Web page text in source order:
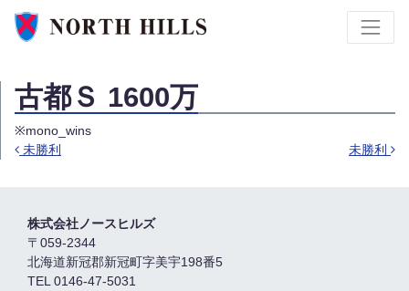
古都Ｓ 1600万
※mono_wins
未勝利 未勝利
株式会社ノースヒルズ
〒059-2344
北海道新冠郡新冠町字美宇198番5
TEL 0146-47-5031